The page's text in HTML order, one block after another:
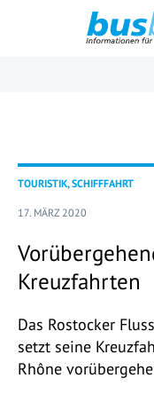
TOURISTIK, SCHIFFFAHRT
17. MÄRZ 2020
Kreuzfahrten
Das Rostocker
setzt seine
Rhône